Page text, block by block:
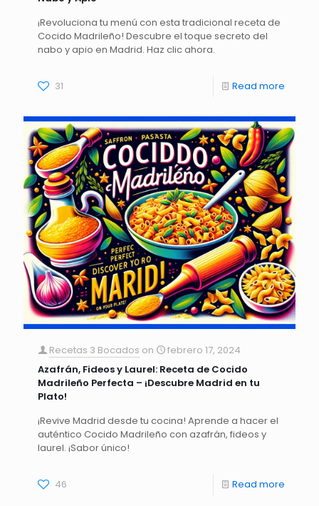
¡Revoluciona tu menú con esta tradicional receta de
Cocido Madrileño! Descubre el toque secreto del
nabo y apio en Madrid. Haz clic ahora.
31 Read more
Recetas 3 Bocados on
febrero 17, 2024
Azafrán, Fideos y Laurel: Receta de Cocido
Madrileño Perfecta – ¡Descubre Madrid en tu
Plato!
¡Revive Madrid desde tu cocina! Aprende a hacer el
auténtico Cocido Madrileño con azafrán, fideos y
laurel. ¡Sabor único!
46 Read more